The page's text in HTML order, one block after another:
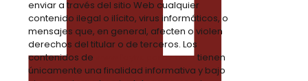
enviar a través del sitio Web cualquier
contenido ilegal o ilícito, virus informáticos, o
mensajes que, en general, afecten o violen
derechos del titular o de terceros. Los
contenidos de
www.faynaperez.com tienen
únicamente una finalidad informativa y bajo